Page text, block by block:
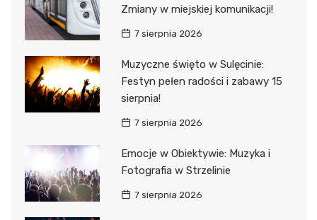
Zmiany w miejskiej komunikacji!
7 sierpnia 2026
Muzyczne święto w Sulęcinie:
Festyn pełen radości i zabawy 15
sierpnia!
7 sierpnia 2026
Emocje w Obiektywie: Muzyka i
Fotografia w Strzelinie
7 sierpnia 2026